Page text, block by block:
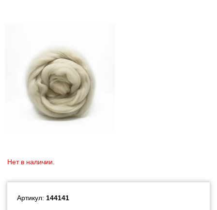
Нет в наличии.
Артикул: 144141